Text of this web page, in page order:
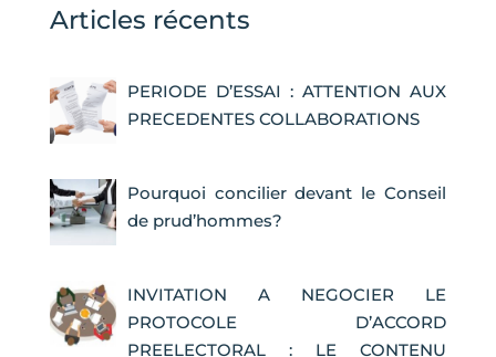
Articles récents
PERIODE D’ESSAI : ATTENTION AUX
PRECEDENTES COLLABORATIONS
Pourquoi concilier devant le Conseil
de prud’hommes?
INVITATION A NEGOCIER LE
PROTOCOLE D’ACCORD
PREELECTORAL : LE CONTENU